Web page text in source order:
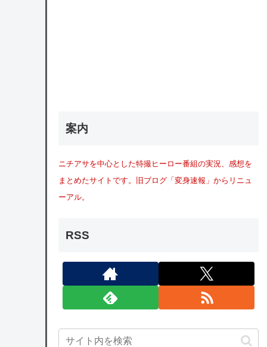
案内
ニチアサを中心とした特撮ヒーロー番組の実況、感想を
まとめたサイトです。旧ブログ「変身速報」からリニュ
ーアル。
RSS